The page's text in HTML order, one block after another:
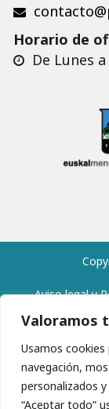
Valoramos
Usamos
navegación,
personalizados
“Aceptar todo”
Horario de
De Lunes
Aviso legal y
Política de